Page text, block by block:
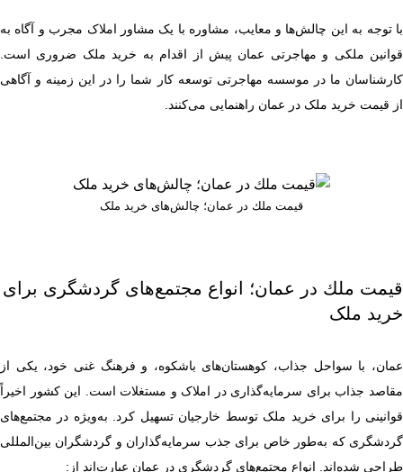
با توجه به این چالش‌ها و معایب، مشاوره با یک مشاور املاک مجرب و آگاه به
قوانین ملکی و مهاجرتی عمان پیش از اقدام به خرید ملک ضروری است.
کارشناسان ما در موسسه مهاجرتی توسعه کار شما را در این زمینه و آگاهی
از قیمت خرید ملک در عمان راهنمایی می‌کنند.
قیمت ملك در عمان؛ چالش‌های خرید ملک
قیمت ملك در عمان؛ انواع مجتمع‌های گردشگری برای
خرید ملک
عمان، با سواحل جذاب، کوهستان‌های باشکوه، و فرهنگ غنی خود، یکی از
مقاصد جذاب برای سرمایه‌گذاری در املاک و مستغلات است. این کشور اخیراً
قوانینی را برای خرید ملک توسط خارجیان تسهیل کرد. به‌ویژه در مجتمع‌های
گردشگری که به‌طور خاص برای جذب سرمایه‌گذاران و گردشگران بین‌المللی
طراحی شده‌اند. انواع مجتمع‌های گردشگری در عمان عبارت‌اند از: